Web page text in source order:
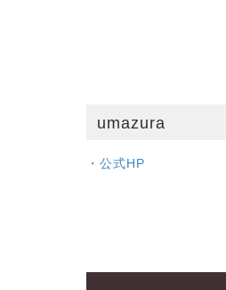
umazura
・公式HP